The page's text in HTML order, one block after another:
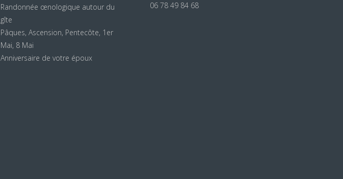
Randonnée œnologique autour du
gîte
Pâques, Ascension, Pentecôte, 1er
Mai, 8 Mai
Anniversaire de votre époux
06 78 49 84 68